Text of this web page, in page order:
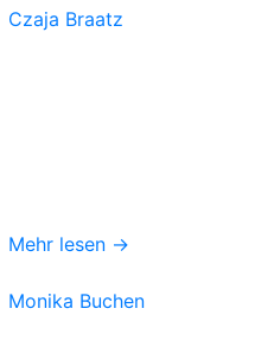
Czaja Braatz
Mehr lesen →
Monika Buchen